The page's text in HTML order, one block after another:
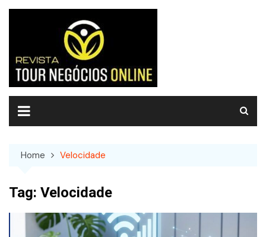
Skip
Home Velocidade
Tag: Velocidade